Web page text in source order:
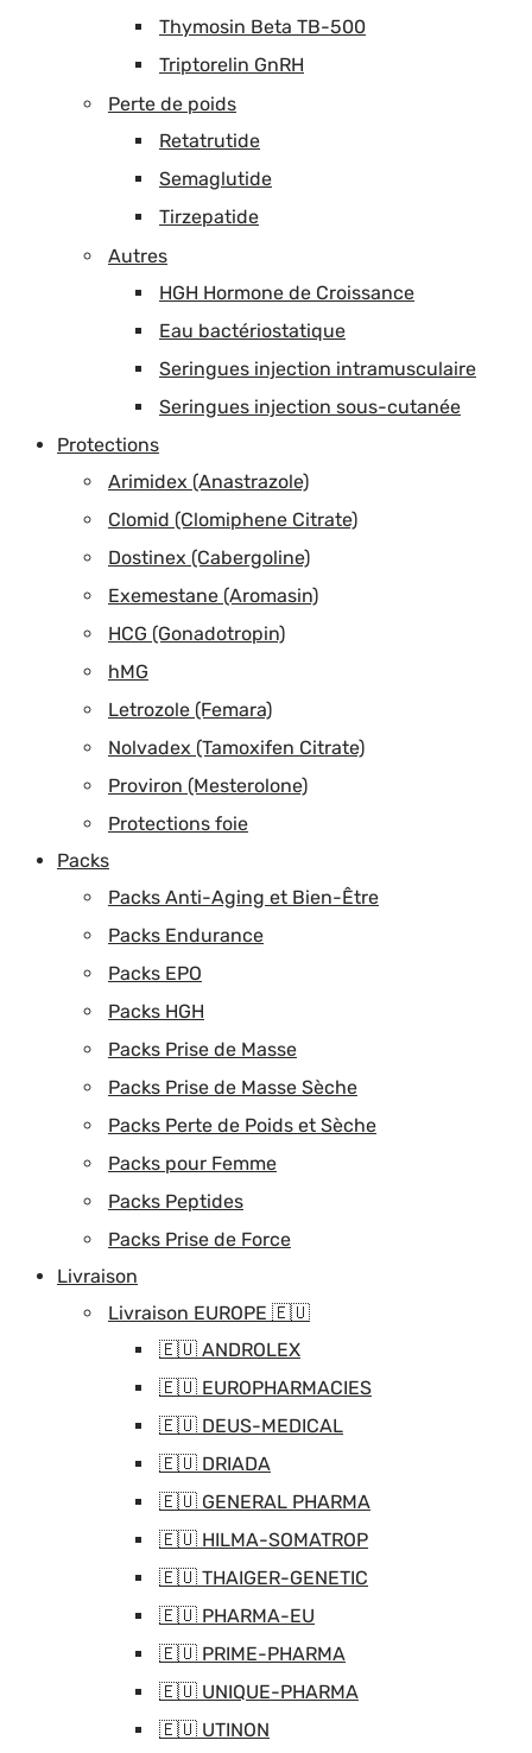
Thymosin Beta TB-500
Triptorelin GnRH
Perte de poids
Retatrutide
Semaglutide
Tirzepatide
Autres
HGH Hormone de Croissance
Eau bactériostatique
Seringues injection intramusculaire
Seringues injection sous-cutanée
Protections
Arimidex (Anastrazole)
Clomid (Clomiphene Citrate)
Dostinex (Cabergoline)
Exemestane (Aromasin)
HCG (Gonadotropin)
hMG
Letrozole (Femara)
Nolvadex (Tamoxifen Citrate)
Proviron (Mesterolone)
Protections foie
Packs
Packs Anti-Aging et Bien-Être
Packs Endurance
Packs EPO
Packs HGH
Packs Prise de Masse
Packs Prise de Masse Sèche
Packs Perte de Poids et Sèche
Packs pour Femme
Packs Peptides
Packs Prise de Force
Livraison
Livraison EUROPE 🇪🇺
🇪🇺 ANDROLEX
🇪🇺 EUROPHARMACIES
🇪🇺 DEUS-MEDICAL
🇪🇺 DRIADA
🇪🇺 GENERAL PHARMA
🇪🇺 HILMA-SOMATROP
🇪🇺 THAIGER-GENETIC
🇪🇺 PHARMA-EU
🇪🇺 PRIME-PHARMA
🇪🇺 UNIQUE-PHARMA
🇪🇺 UTINON